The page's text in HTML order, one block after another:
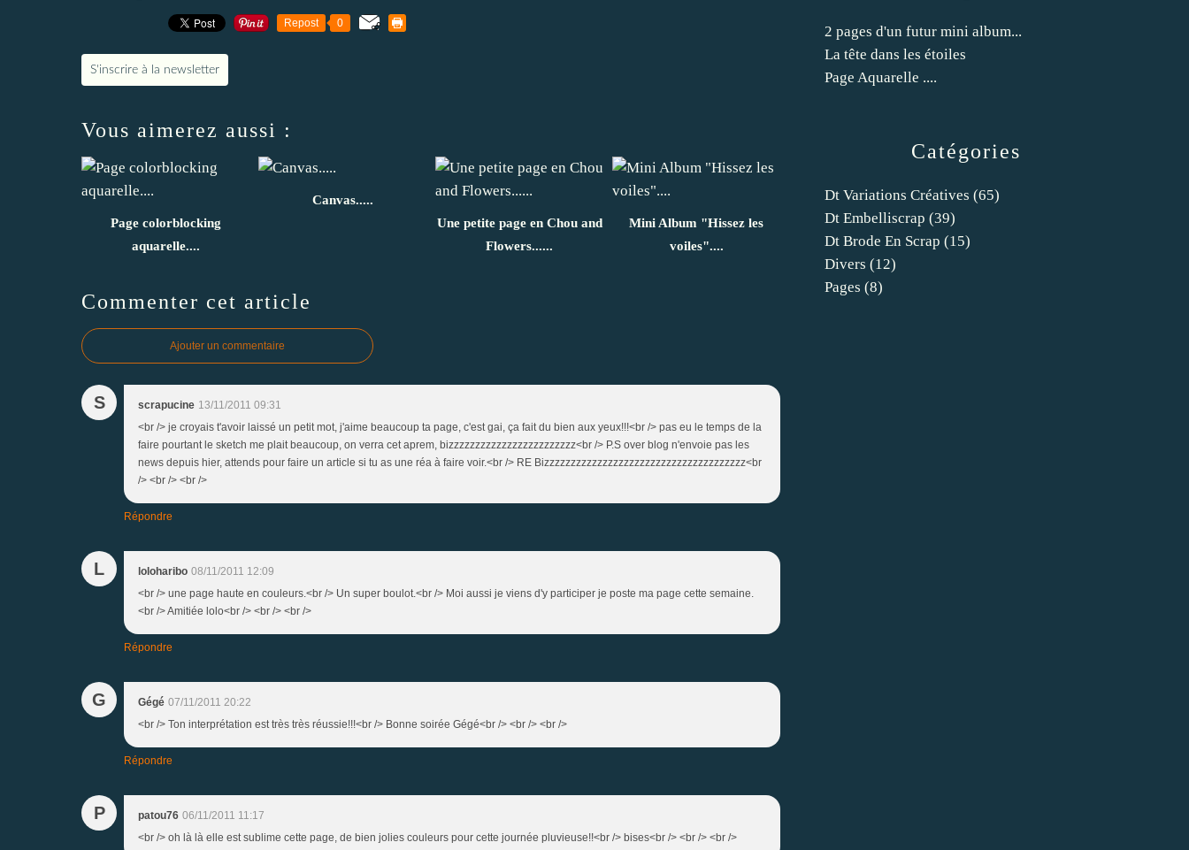
Repost 0
S'inscrire à la newsletter
Vous aimerez aussi :
Page colorblocking
aquarelle....
Canvas.....
Une petite page en Chou and
Flowers......
Mini Album "Hissez les
voiles"....
Commenter cet article
Ajouter un commentaire
S scrapucine 13/11/2011 09:31
<br /> je croyais t'avoir laissé un petit mot, j'aime beaucoup ta page, c'est gai, ça fait du bien aux yeux!!!<br /> pas eu le temps de la
faire pourtant le sketch me plait beaucoup, on verra cet aprem, bizzzzzzzzzzzzzzzzzzzzzzzz<br /> P.S over blog n'envoie pas les
news depuis hier, attends pour faire un article si tu as une réa à faire voir.<br /> RE Bizzzzzzzzzzzzzzzzzzzzzzzzzzzzzzzzzzzzzz<br
/> <br /> <br />
Répondre
L loloharibo 08/11/2011 12:09
<br /> une page haute en couleurs.<br /> Un super boulot.<br /> Moi aussi je viens d'y participer je poste ma page cette semaine.
<br /> Amitiée lolo<br /> <br /> <br />
Répondre
G Gégé 07/11/2011 20:22
<br /> Ton interprétation est très très réussie!!!<br /> Bonne soirée Gégé<br /> <br /> <br />
Répondre
P patou76 06/11/2011 11:17
<br /> oh là là elle est sublime cette page, de bien jolies couleurs pour cette journée pluvieuse!!<br /> bises<br /> <br /> <br />
Catégories
Dt Variations Créatives (65)
Dt Embelliscrap (39)
Dt Brode En Scrap (15)
Divers (12)
Pages (8)
2 pages d'un futur mini album...
La tête dans les étoiles
Page Aquarelle ....